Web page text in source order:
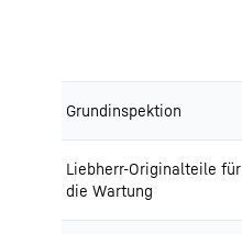
Grundinspektion
Liebherr-Originalteile für
die Wartung